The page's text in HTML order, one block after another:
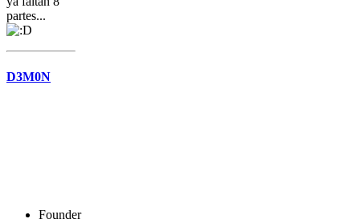
partes...
D3M0N
Founder